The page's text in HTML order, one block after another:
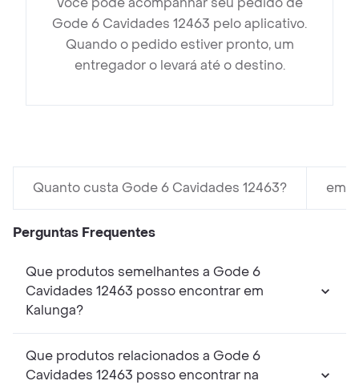
Gode 6 Cavidades 12463 pelo aplicativo.
Quando o pedido estiver pronto, um
entregador o levará até o destino.
Quanto custa Gode 6 Cavidades 12463? em
Perguntas Frequentes
Que produtos semelhantes a Gode 6
Cavidades 12463 posso encontrar em
Kalunga?
Que produtos relacionados a Gode 6
Cavidades 12463 posso encontrar na